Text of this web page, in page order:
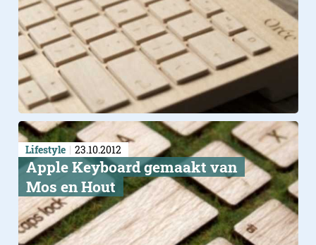
Lifestyle 23.10.2012
Apple Keyboard gemaakt van
Mos en Hout